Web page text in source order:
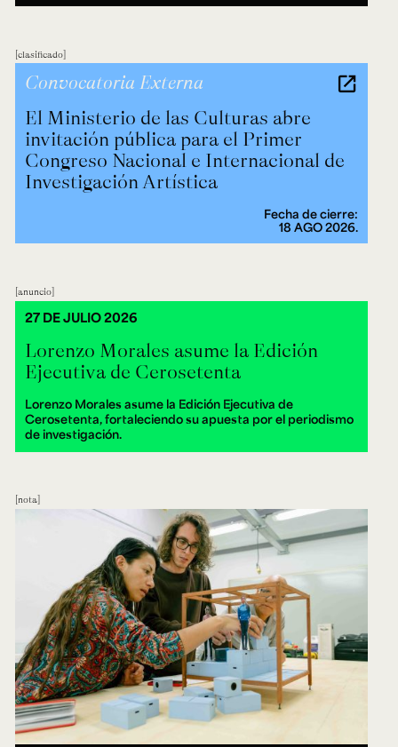
clasificado
El Ministerio de las Culturas abre
invitación pública para el Primer
Congreso Nacional e Internacional de
Investigación Artística
Convocatoria Externa
Fecha de cierre:
18 AGO 2026.
anuncio
Lorenzo Morales asume la Edición
Ejecutiva de Cerosetenta
Lorenzo Morales asume la Edición Ejecutiva de
Cerosetenta, fortaleciendo su apuesta por el periodismo
de investigación.
27 DE JULIO 2026
nota